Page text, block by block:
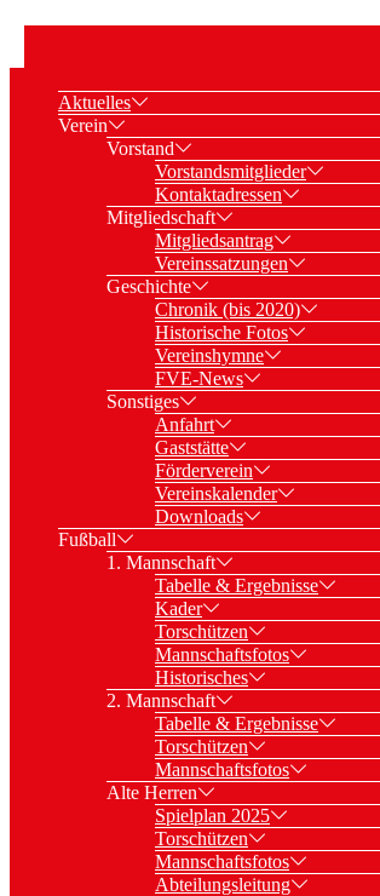
Aktuelles
Verein
Vorstand
Vorstandsmitglieder
Kontaktadressen
Mitgliedschaft
Mitgliedsantrag
Vereinssatzungen
Geschichte
Chronik (bis 2020)
Historische Fotos
Vereinshymne
FVE-News
Sonstiges
Anfahrt
Gaststätte
Förderverein
Vereinskalender
Downloads
Fußball
1. Mannschaft
Tabelle & Ergebnisse
Kader
Torschützen
Mannschaftsfotos
Historisches
2. Mannschaft
Tabelle & Ergebnisse
Torschützen
Mannschaftsfotos
Alte Herren
Spielplan 2025
Torschützen
Mannschaftsfotos
Abteilungsleitung